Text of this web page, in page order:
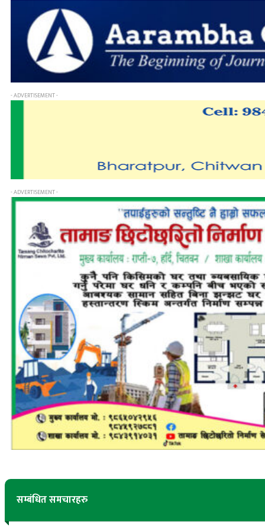
- ADVERTISEMENT -
- ADVERTISEMENT -
सम्बंधित समचारहरु